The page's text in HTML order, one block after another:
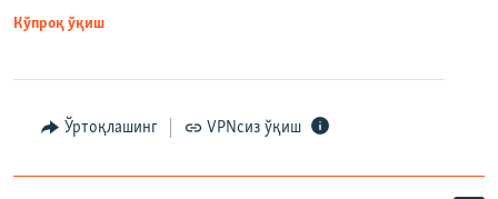
Кўпроқ ўқиш
Ўртоқлашинг VPNсиз ўқиш